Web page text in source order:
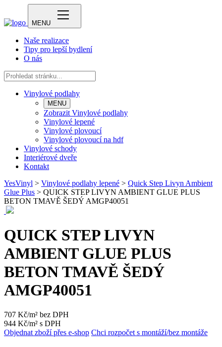
MENU
Naše realizace
Tipy pro lepší bydlení
O nás
Vinylové podlahy
MENU
Zobrazit Vinylové podlahy
Vinylové lepené
Vinylové plovoucí
Vinylové plovoucí na hdf
Vinylové schody
Interiérové dveře
Kontakt
YesVinyl > Vinylové podlahy lepené > Quick Step Livyn Ambient
Glue Plus > QUICK STEP LIVYN AMBIENT GLUE PLUS
BETON TMAVĚ ŠEDÝ AMGP40051
QUICK STEP LIVYN
AMBIENT GLUE PLUS
BETON TMAVĚ ŠEDÝ
AMGP40051
707 Kč/m² bez DPH
944 Kč/m² s DPH
Objednat zboží přes e-shop Chci rozpočet s montáží/bez montáže